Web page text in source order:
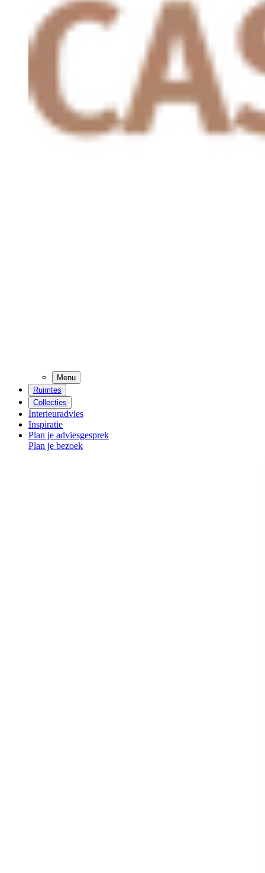
Menu
Ruimtes
Collecties
Interieuradvies
Inspiratie
Plan je adviesgesprek
Plan je bezoek